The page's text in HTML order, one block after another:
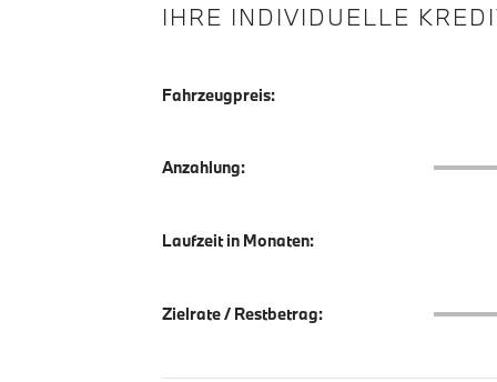
IHRE INDIVIDUELLE
Fahrzeugpreis:
Anzahlung:
Laufzeit in Monaten:
Zielrate / Restbetrag: Zielrate